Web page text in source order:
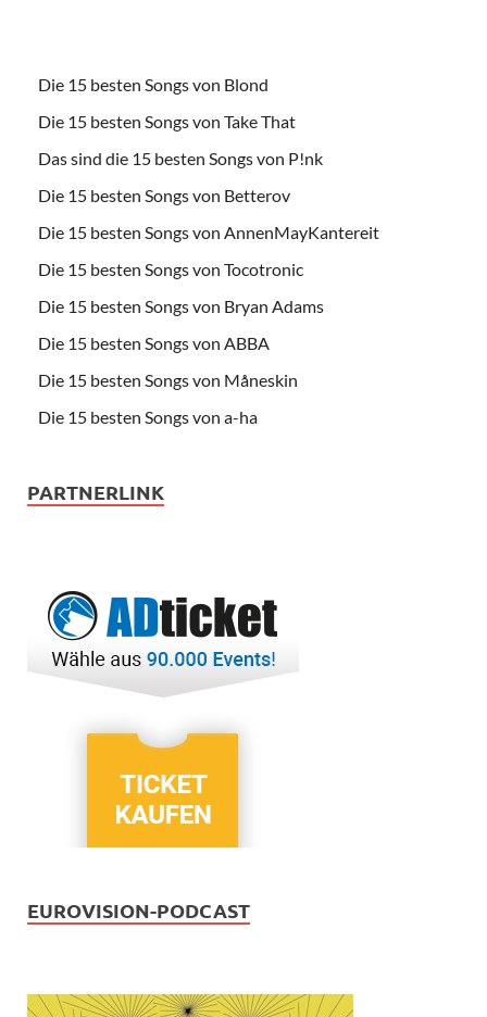
Die 15 besten Songs von Blond
Die 15 besten Songs von Take That
Das sind die 15 besten Songs von P!nk
Die 15 besten Songs von Betterov
Die 15 besten Songs von AnnenMayKantereit
Die 15 besten Songs von Tocotronic
Die 15 besten Songs von Bryan Adams
Die 15 besten Songs von ABBA
Die 15 besten Songs von Måneskin
Die 15 besten Songs von a-ha
PARTNERLINK
EUROVISION-PODCAST